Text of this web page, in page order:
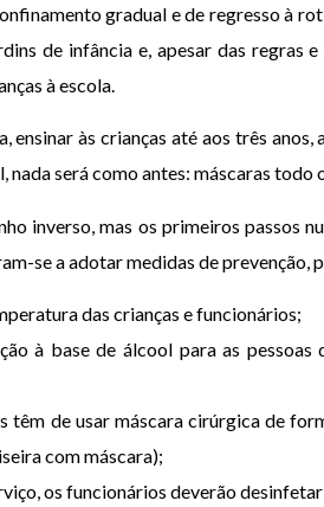
gradual e de regresso à
de infância e, apesar das regras
à escola.
ensinar às crianças até aos três
nada será como antes: máscaras
inverso, mas os primeiros passos
se a adotar medidas de
das crianças e funcionários;
à base de álcool para as
têm de usar máscara cirúrgica de
com máscara);
os funcionários deverão